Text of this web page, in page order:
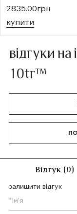
2835.00грн
купити
відгуки
10tr™
Відгук (0)
залишити відгук